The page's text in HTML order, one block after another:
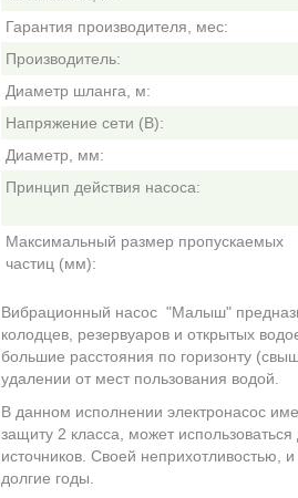
Гарантия производителя, мес:
Производитель:
Диаметр шланга, м:
Напряжение сети (В):
Диаметр, мм:
Принцип действия насоса:
Максимальный размер пропускаемых
частиц (мм):
Вибрационный насос "Малыш"
колодцев, резервуаров и открытых
большие расстояния по горизонту
удалении от мест пользования водой.
В данном исполнении электронасос
защиту 2 класса, может
источников. Своей неприхотливостью,
долгие годы.